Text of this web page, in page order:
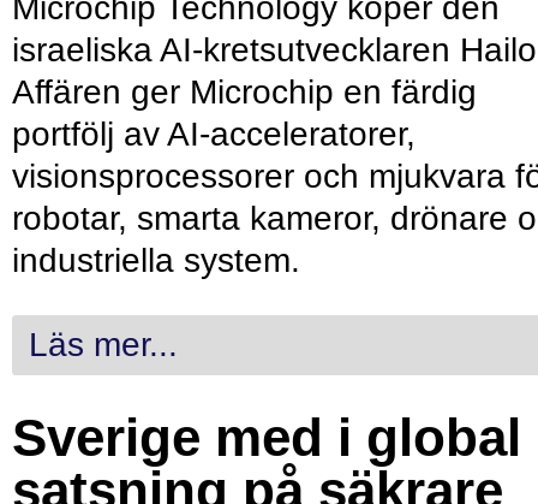
Microchip Technology köper den
israeliska AI-kretsutvecklaren
Affären ger Microchip en färdig
portfölj av AI-acceleratorer,
visionsprocessorer och mjukvara
robotar, smarta kameror, drönare
industriella system.
Läs mer...
Sverige med i global
satsning på säkrare